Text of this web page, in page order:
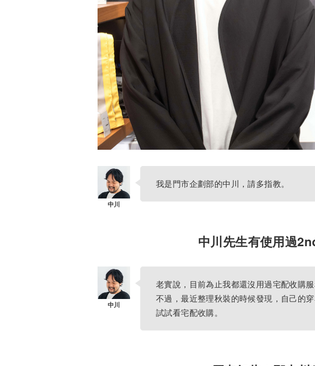
我是門市企劃部的中川，請多指教。
中川先生有使用過
老實說，目前為止我都還沒用過宅配收購服
不過，最近整理秋裝的時候發現，自己的
試試看宅配收購。